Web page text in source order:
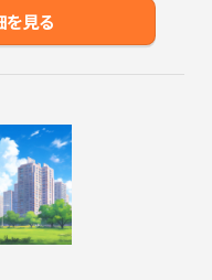
を見る